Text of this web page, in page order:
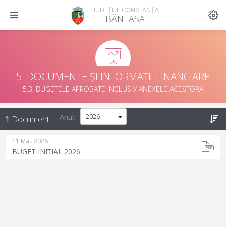
JUDEȚUL CONSTANȚA
BĂNEASA
5. DOCUMENTE ȘI INFORMAȚII FINANCIARE
5.3. BUGETELE APROBATE INCLUSIV ANEXELE ACESTORA
1 Document Anul:
11 Mai. 2026
BUGET INIȚIAL 2026